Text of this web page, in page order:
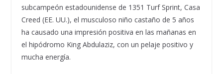
subcampeón estadounidense de 1351 Turf Sprint, Casa
Creed (EE. UU.), el musculoso niño castaño de 5 años
ha causado una impresión positiva en las mañanas en
el hipódromo King Abdulaziz, con un pelaje positivo y
mucha energía.